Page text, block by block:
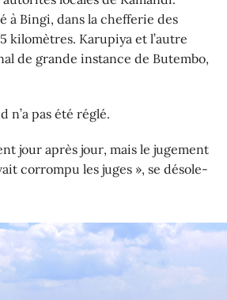
à Bingi, dans la chefferie des
kilomètres. Karupiya et l’autre
de grande instance de Butembo,
n’a pas été réglé.
jour après jour, mais le jugement
corrompu les juges », se désole-